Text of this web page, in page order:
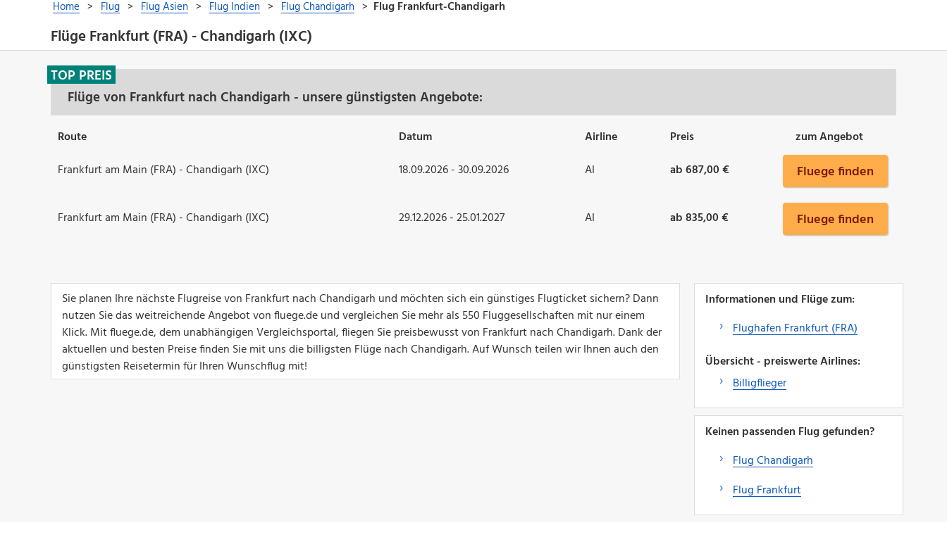
Flüge Frankfurt (FRA) - Chandigarh (IXC)
Flüge von Frankfurt nach Chandigarh - unsere günstigsten Angebote:
TOP PREIS
Route Datum Airline Preis
zum Angebot
Frankfurt am Main (FRA) - Chandigarh (IXC)
18.09.2026 - 30.09.2026 AI ab 687,00 € Fluege finden
Frankfurt am Main (FRA) - Chandigarh (IXC) 29.12.2026 - 25.01.2027 AI ab 835,00 € Fluege finden
Sie planen Ihre nächste Flugreise von Frankfurt nach Chandigarh und möchten sich ein günstiges Flugticket sichern? Dann
nutzen Sie das weitreichende Angebot von fluege.de und vergleichen Sie mehr als 550 Fluggesellschaften mit nur einem
Klick. Mit fluege.de, dem unabhängigen Vergleichsportal, fliegen Sie preisbewusst von Frankfurt nach Chandigarh. Dank der
aktuellen und besten Preise finden Sie mit uns die billigsten Flüge nach Chandigarh. Auf Wunsch teilen wir Ihnen auch den
günstigsten Reisetermin für Ihren Wunschflug mit!
Informationen und Flüge zum:
Flughafen Frankfurt (FRA)
Übersicht - preiswerte Airlines:
Billigflieger
Keinen passenden Flug gefunden?
Flug Chandigarh
Flug Frankfurt